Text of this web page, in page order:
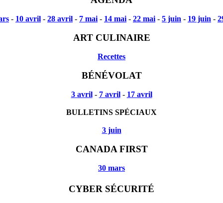
- 10 avril - 28 avril - 7 mai - 14 mai - 22 mai - 5 juin - 19 juin -
ART CULINAIRE
Recettes
BÉNÉVOLAT
3 avril- 7 avril- 17 avril
BULLETINS SPÉCIAUX
3 juin
CANADA FIRST
30 mars
CYBER SÉCURITÉ